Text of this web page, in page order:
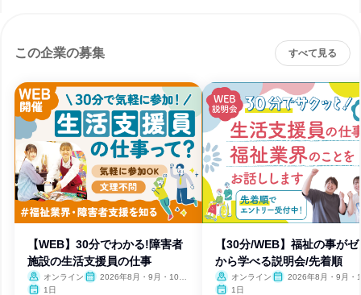
この企業の募集 すべて見る
【WEB】30分でわかる!障害者
施設の生活支援員の仕事
オンライン
2026年8月・9月・10
1日
【30分/WEB】福祉の事が
から学べる説明会/先着順
オンライン
2026年8月・9月・
1日